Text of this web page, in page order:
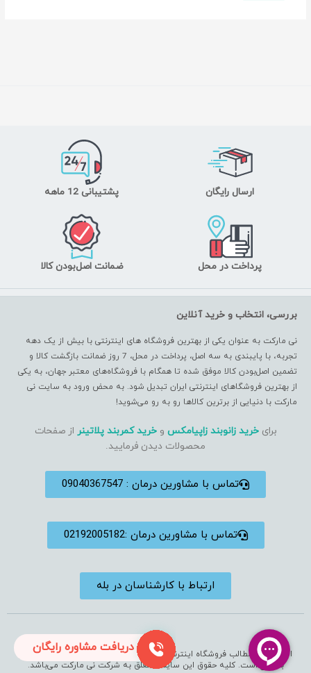
ارسال رایگان پشتیبانی 12 ماهه
پرداخت در محل ضمانت اصل‌بودن کالا
بررسی، انتخاب و خرید آنلاین
نی مارکت به عنوان یکی از بهترین فروشگاه های اینترنتی با بیش از یک دهه
تجربه، با پایبندی به سه اصل، پرداخت در محل، 7 روز ضمانت بازگشت کالا و
تضمین اصل‌بودن کالا موفق شده تا همگام با فروشگاه‌های معتبر جهان، به یکی
از بهترین فروشگاهای اینترنتی ایران تبدیل شود. به محض ورود به سایت نی
مارکت با دنیایی از برترین کالاها رو به رو می‌شوید!
برایخرید زانوبند زاپیامکس وخرید کمربند پلاتینر از صفحات
محصولات دیدن فرمایید.
تماس با مشاورین درمان : 09040367547
تماس با مشاورین درمان :02192005182
ارتباط با کارشناسان در بله
استفاده از مطالب فروشگاه اینترنتی فقط برای مقاصد غیرتجاری و با ذکر منبع
بلامانع است. کلیه حقوق این سایت متعلق به شرکت نی مارکت می‌باشد.
دریافت مشاوره رایگان